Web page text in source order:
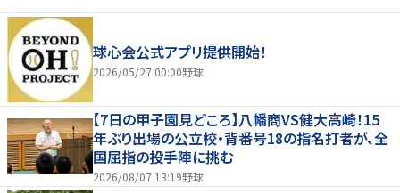
球心会公式アプリ提供開始！
2026/05/27 00:00野球
【7日の甲子園見どころ】八幡商VS健大高崎！15
年ぶり出場の公立校・背番号18の指名打者が、全
国屈指の投手陣に挑む
2026/08/07 13:19野球